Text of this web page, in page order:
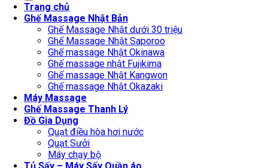
Trang chủ
Ghế Massage Nhật Bản
Ghế Massage Nhật dưới 30 triệu
Ghế Massage Nhật Saporoo
Ghế massage Nhật Okinawa
Ghế massage nhật Fujikima
Ghế massage Nhật Kangwon
Ghế massage Nhật Okazaki
Máy Massage
Ghế Massage Thanh Lý
Đồ Gia Dụng
Quạt điều hòa hơi nước
Quạt Sưởi
Máy chạy bộ
Tủ Sấy – Máy Sấy Quần áo